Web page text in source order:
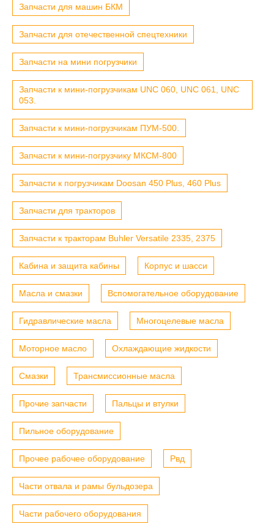
Запчасти для машин БКМ
Запчасти для отечественной спецтехники
Запчасти на мини погрузчики
Запчасти к мини-погрузчикам UNC 060, UNC 061, UNC
053.
Запчасти к мини-погрузчикам ПУМ-500.
Запчасти к мини-погрузчику МКСМ-800
Запчасти к погрузчикам Doosan 450 Plus, 460 Plus
Запчасти для тракторов
Запчасти к тракторам Buhler Versatile 2335, 2375
Кабина и защита кабины Корпус и шасси
Масла и смазки Вспомогательное оборудование
Гидравлические масла Многоцелевые масла
Моторное масло Охлаждающие жидкости
Смазки Трансмиссионные масла
Прочие запчасти Пальцы и втулки
Пильное оборудование
Прочее рабочее оборудование Рвд
Части отвала и рамы бульдозера
Части рабочего оборудования